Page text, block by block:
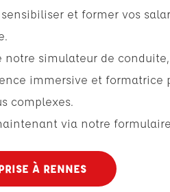
et former vos
simulateur de
immersive et formatrice
complexes.
via notre
À RENNES